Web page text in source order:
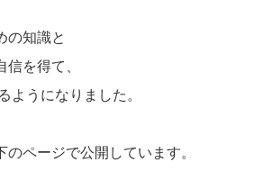
の知識と
を得て、
ようになりました。
ページで公開しています。